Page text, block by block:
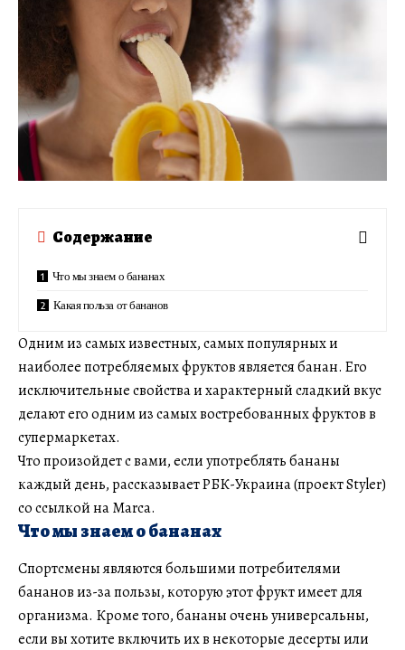
Содержание
Что мы знаем о бананах
Какая польза от бананов
Одним из самых известных, самых популярных и
наиболее потребляемых фруктов является банан. Его
исключительные свойства и характерный сладкий вкус
делают его одним из самых востребованных фруктов в
супермаркетах.
Что произойдет с вами, если употреблять бананы
каждый день, рассказывает РБК-Украина (проект Styler)
со ссылкой на Marca.
Что мы знаем о бананах
Спортсмены являются большими потребителями
бананов из-за пользы, которую этот фрукт имеет для
организма. Кроме того, бананы очень универсальны,
если вы хотите включить их в некоторые десерты или